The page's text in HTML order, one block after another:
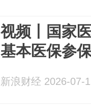
视频丨国家
基本医保参
新浪财经 2026-07-